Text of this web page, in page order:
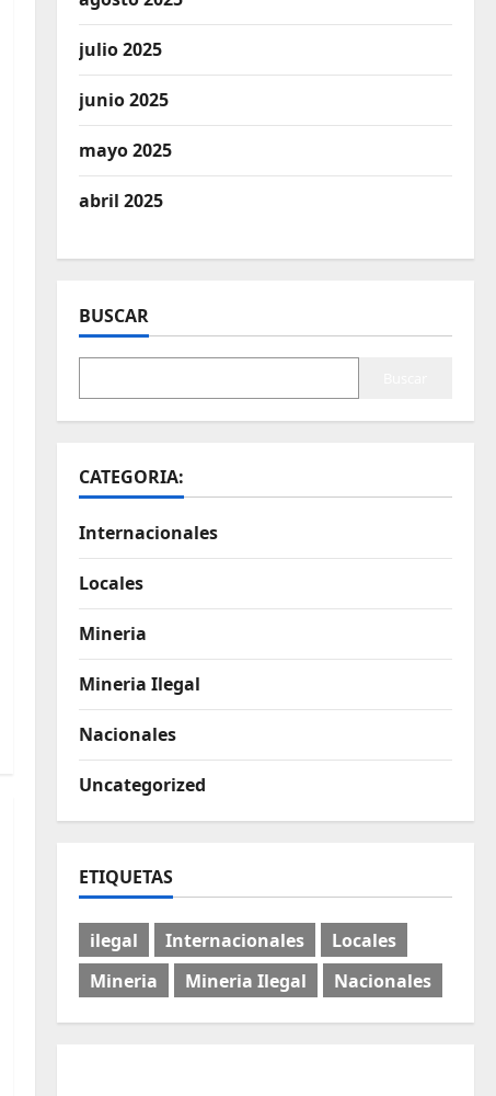
julio 2025
junio 2025
mayo 2025
abril 2025
BUSCAR
CATEGORIA:
Internacionales
Locales
Mineria
Mineria Ilegal
Nacionales
Uncategorized
ETIQUETAS
ilegal Internacionales
Locales
Mineria
Mineria Ilegal Nacionales